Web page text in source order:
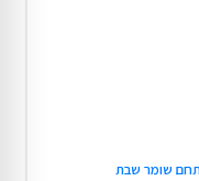
שומר שבת